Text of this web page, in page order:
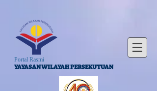
Portal Rasmi
YAYASAN WILAYAH PERSEKUTUAN